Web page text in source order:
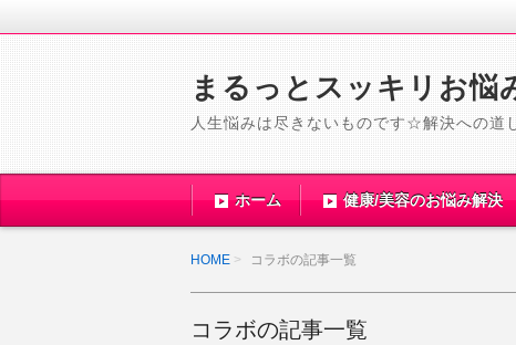
まるっとスッキリお悩
人生悩みは尽きないものです☆解決への
ホーム 健康/美容のお悩み解決
HOME コラボの記事一覧
コラボの記事一覧